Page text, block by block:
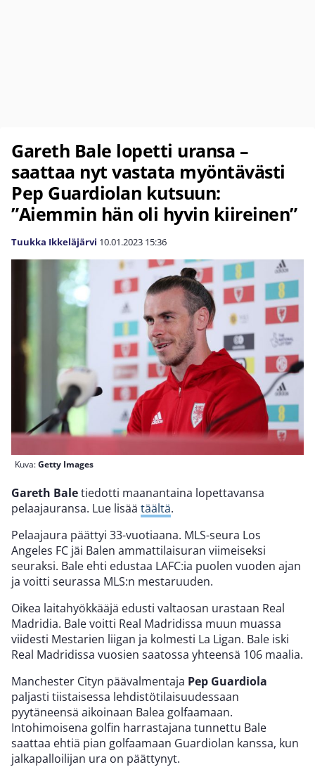
Gareth Bale lopetti uransa –
saattaa nyt vastata myöntävästi
Pep Guardiolan kutsuun:
”Aiemmin hän oli hyvin kiireinen”
Tuukka Ikkeläjärvi 10.01.2023 15:36
Kuva:Getty Images
Gareth Baletiedotti maanantaina lopettavansa
pelaajauransa. Lue lisää täältä.
Pelaajaura päättyi 33-vuotiaana. MLS-seura Los
Angeles FC jäi Balen ammattilaisuran viimeiseksi
seuraksi. Bale ehti edustaa LAFC:ia puolen vuoden ajan
ja voitti seurassa MLS:n mestaruuden.
Oikea laitahyökkääjä edusti valtaosan urastaan Real
Madridia. Bale voitti Real Madridissa muun muassa
viidesti Mestarien liigan ja kolmesti La Ligan. Bale iski
Real Madridissa vuosien saatossa yhteensä 106 maalia.
Manchester Cityn päävalmentaja Pep Guardiola
paljasti tiistaisessa lehdistötilaisuudessaan
pyytäneensä aikoinaan Balea golfaamaan.
Intohimoisena golfin harrastajana tunnettu Bale
saattaa ehtiä pian golfaamaan Guardiolan kanssa, kun
jalkapalloilijan ura on päättynyt.